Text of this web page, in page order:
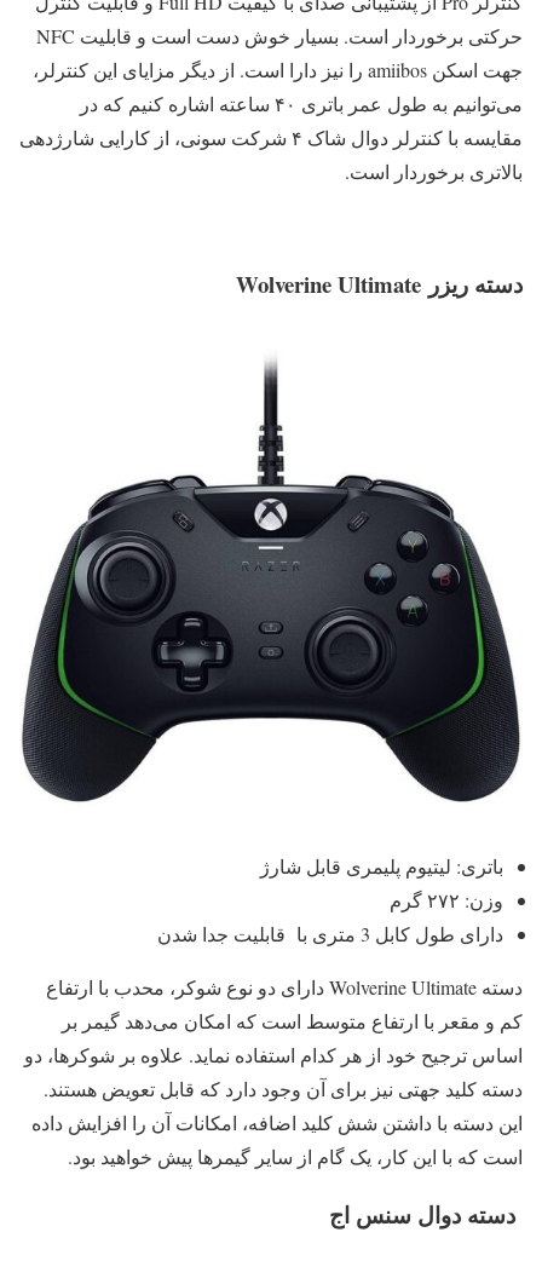
حرکتی برخوردار است. بسیار خوش دست است و قابلیت NFC
جهت اسکن amiibos را نیز دارا است. از دیگر مزایای این کنترلر،
می‌توانیم به طول عمر باتری ۴۰ ساعته اشاره کنیم که در
مقایسه با کنترلر دوال شاک ۴ شرکت سونی، از کارایی شارژدهی
بالاتری برخوردار است.
دسته ریزر Wolverine Ultimate
باتری: لیتیوم پلیمری قابل شارژ
وزن: ۲۷۲ گرم
دارای طول کابل 3 متری با قابلیت جدا شدن
دسته Wolverine Ultimate دارای دو نوع شوکر، محدب با ارتفاع
کم و مقعر با ارتفاع متوسط است که امکان می‌دهد گیمر بر
اساس ترجیح خود از هر کدام استفاده نماید. علاوه بر شوکرها، دو
دسته کلید جهتی نیز برای آن وجود دارد که قابل تعویض هستند.
این دسته با داشتن شش کلید اضافه، امکانات آن را افزایش داده
است که با این کار، یک گام از سایر گیمرها پیش خواهید بود.
دسته دوال سنس اج